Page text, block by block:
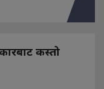
कस्तो